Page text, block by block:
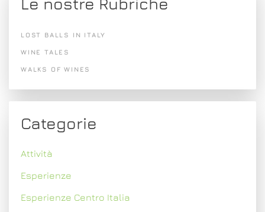
LOST BALLS IN ITALY
WINE TALES
WALKS OF WINES
Categorie
Attività
Esperienze
Esperienze Centro Italia